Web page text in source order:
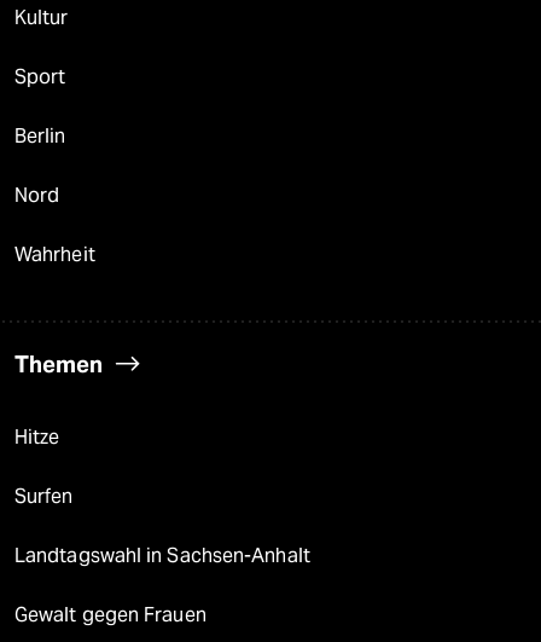
Kultur
Sport
Berlin
Nord
Wahrheit
Themen
Hitze
Surfen
Landtagswahl in Sachsen-Anhalt
Gewalt gegen Frauen